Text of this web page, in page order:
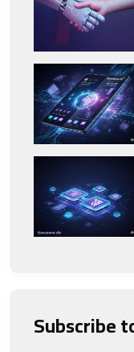
Subscribe